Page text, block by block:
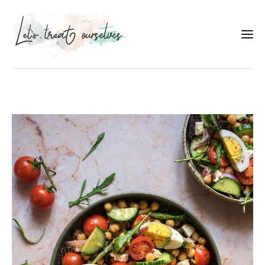
Portfolio
Services
Food photography tips
Επικοινωνία
Συνεργασίες